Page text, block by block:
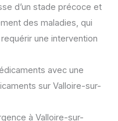
d’un stade précoce et
des maladies, qui
une intervention
avec une
sur Valloire-sur-
à Valloire-sur-